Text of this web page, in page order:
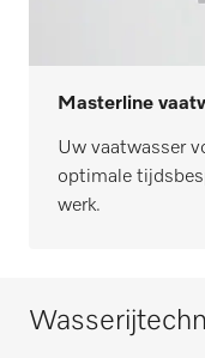
Masterline
Uw vaatwasser
optimale
werk.